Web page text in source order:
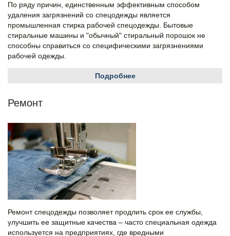
По ряду причин, единственным эффективным способом
удаления загрязнений со спецодежды является
промышленная стирка рабочей спецодежды. Бытовые
стиральные машины и "обычный" стиральный порошок не
способны справиться со специфическими загрязнениями
рабочей одежды.
Подробнее
Ремонт
Ремонт спецодежды позволяет продлить срок ее службы,
улучшить ее защитные качества – часто специальная одежда
используется на предприятиях, где вредными